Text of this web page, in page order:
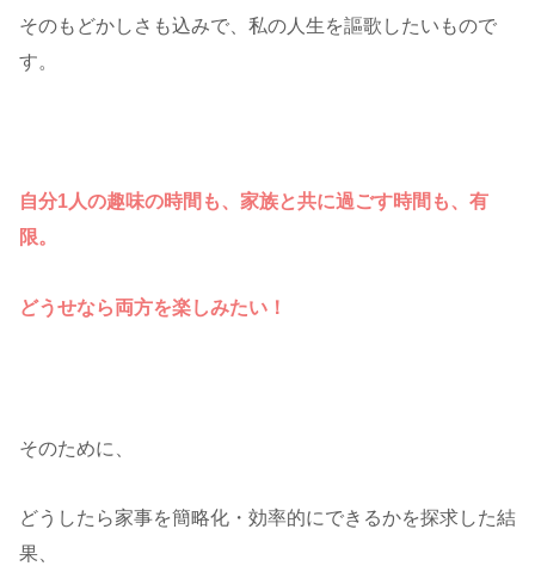
そのもどかしさも込みで、私の人生を謳歌したいもので
す。
自分1人の趣味の時間も、家族と共に過ごす時間も、有
限。
どうせなら両方を楽しみたい！
そのために、
どうしたら家事を簡略化・効率的にできるかを探求した結
果、